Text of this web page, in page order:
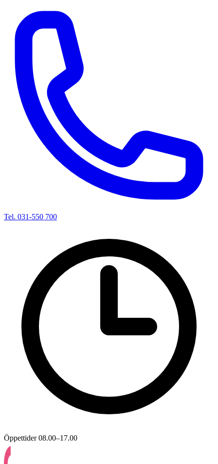
Tel. 031-550 700
Öppettider 08.00–17.00